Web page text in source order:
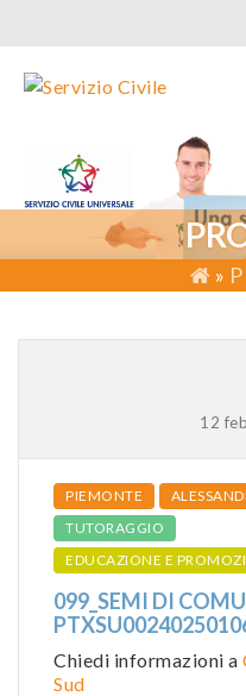
»
12
PIEMONTE
TUTORAGGIO
EDUCAZIONE E
099_SEMI DI
Chiedi informazioni a
Sud